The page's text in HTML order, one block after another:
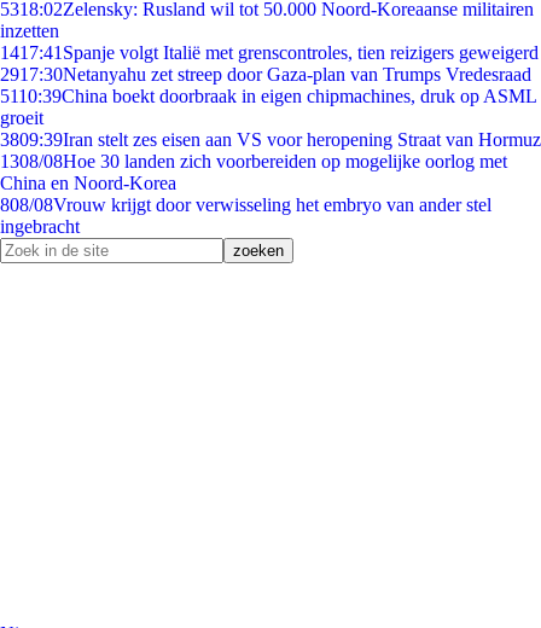
5318:02Zelensky: Rusland wil tot 50.000 Noord-Koreaanse militairen
inzetten
1417:41 Spanje volgt Italië met grenscontroles, tien reizigers geweigerd
2917:30Netanyahu zet streep door Gaza-plan van Trumps Vredesraad
5110:39China boekt doorbraak in eigen chipmachines, druk op ASML
groeit
3809:39Iran stelt zes eisen aan VS voor heropening Straat van Hormuz
1308/08Hoe 30 landen zich voorbereiden op mogelijke oorlog met
China en Noord-Korea
808/08Vrouw krijgt door verwisseling het embryo van ander stel
ingebracht